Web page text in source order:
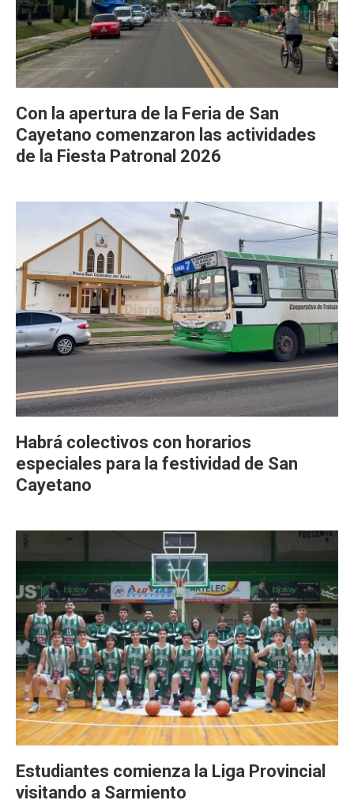
Con la apertura de la Feria de San
Cayetano comenzaron las actividades
de la Fiesta Patronal 2026
Habrá colectivos con horarios
especiales para la festividad de San
Cayetano
Estudiantes comienza la Liga Provincial
visitando a Sarmiento